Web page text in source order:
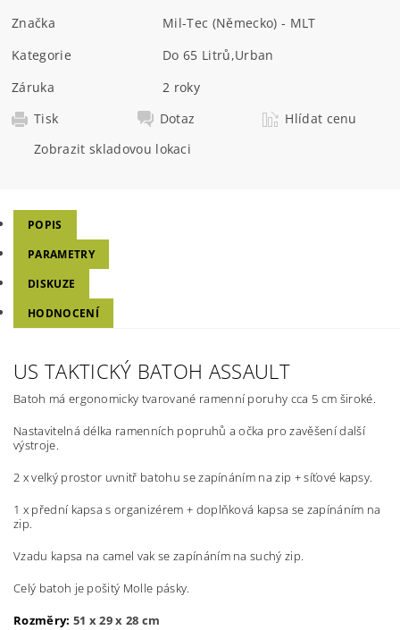
Značka
Mil-Tec (Německo) - MLT
Kategorie
Do 65 Litrů,Urban
Záruka
2 roky
Tisk
Dotaz
Hlídat cenu
Zobrazit skladovou lokaci
POPIS
PARAMETRY
DISKUZE
HODNOCENÍ
US TAKTICKÝ BATOH ASSAULT
Batoh má ergonomicky tvarované ramenní poruhy cca 5 cm široké.
Nastavitelná délka ramenních popruhů a očka pro zavěšení další
výstroje.
2 x velký prostor uvnitř batohu se zapínáním na zip + síťové kapsy.
1 x přední kapsa s organizérem + doplňková kapsa se zapínáním na
zip.
Vzadu kapsa na camel vak se zapínáním na suchý zip.
Celý batoh je pošitý Molle pásky.
Rozměry: 51 x 29 x 28 cm